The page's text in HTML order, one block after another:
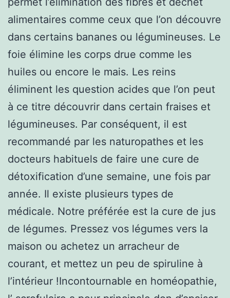
alimentaires comme ceux que l’on découvre
dans certains bananes ou légumineuses. Le
foie élimine les corps drue comme les
huiles ou encore le mais. Les reins
éliminent les question acides que l’on peut
à ce titre découvrir dans certain fraises et
légumineuses. Par conséquent, il est
recommandé par les naturopathes et les
docteurs habituels de faire une cure de
détoxification d’une semaine, une fois par
année. Il existe plusieurs types de
médicale. Notre préférée est la cure de jus
de légumes. Pressez vos légumes vers la
maison ou achetez un arracheur de
courant, et mettez un peu de spiruline à
l’intérieur !Incontournable en homéopathie,